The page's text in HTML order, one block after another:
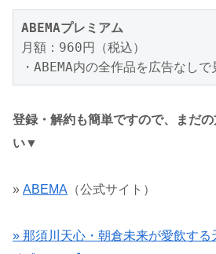
ABEMAプレミアム
月額：960円（税込）
・ABEMA内の全作品を広告なしで
登録・解約も簡単ですので、まだ
い▼
» ABEMA （公式サイト）
» 那須川天心・朝倉未来が愛飲する